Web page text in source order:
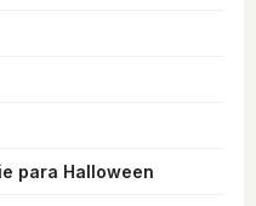
para Halloween